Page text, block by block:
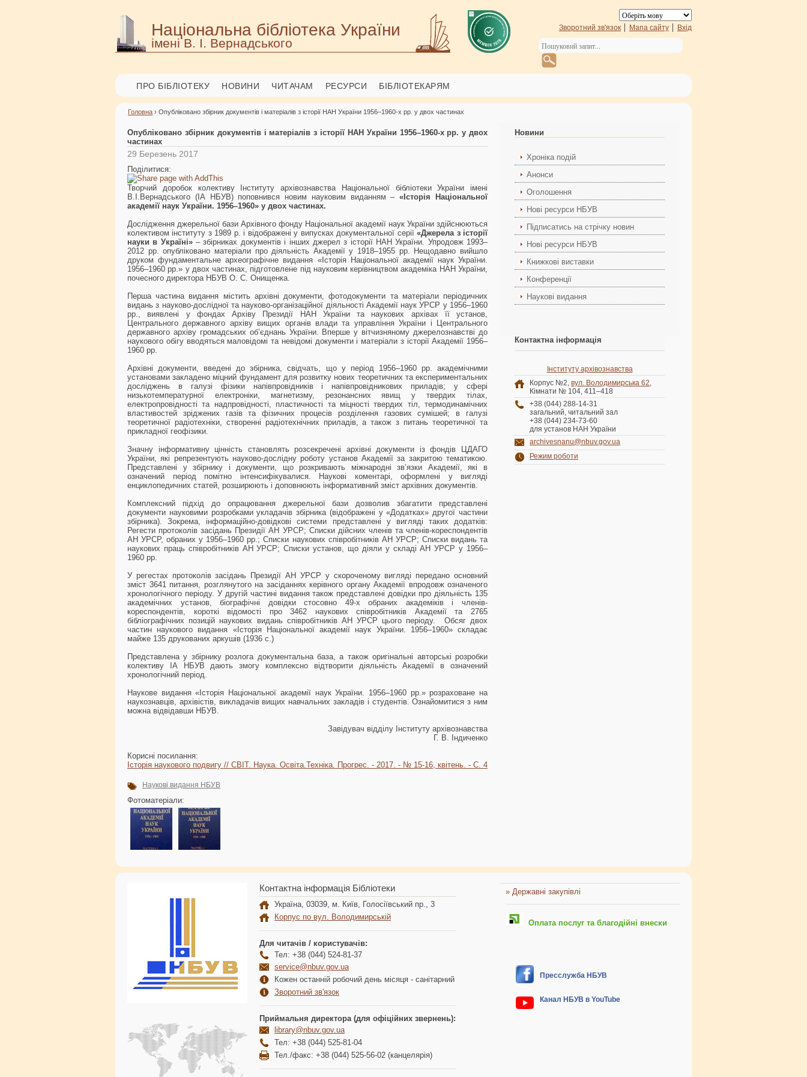
Національна бібліотека України
імені В. І. Вернадського
Зворотний зв'язок Мапа сайту Вхід
ПРО БІБЛІОТЕКУ НОВИНИ ЧИТАЧАМ РЕСУРСИ БІБЛІОТЕКАРЯМ
Головна › Опубліковано збірник документів і матеріалів з історії НАН України 1956–1960-х рр. у двох частинах
Опубліковано збірник документів і матеріалів з історії НАН України 1956–1960-х рр. у двох
частинах
29 Березень 2017
Поділитися:
Творчий доробок колективу Інституту архівознавства Національної бібліотеки України імені
В.І.Вернадського (ІА НБУВ) поповнився новим науковим виданням –«Історія Національної
академії наук України. 1956–1960» у двох частинах.
Дослідження джерельної бази Архівного фонду Національної академії наук України здійснюються
колективом інституту з 1989 р. і відображені у випусках документальної серії«Джерела з історії
науки в Україні»– збірниках документів і інших джерел з історії НАН України. Упродовж 1993–
2012 рр. опубліковано матеріали про діяльність Академії у 1918–1955 рр. Нещодавно вийшло
друком фундаментальне археографічне видання «Історія Національної академії наук України.
1956–1960 рр.» у двох частинах, підготовлене під науковим керівництвом академіка НАН України,
почесного директора НБУВ О. С. Онищенка.
Перша частина видання містить архівні документи, фотодокументи та матеріали періодичних
видань з науково-дослідної та науково-організаційної діяльності Академії наук УРСР у 1956–1960
рр., виявлені у фондах Архіву Президії НАН України та наукових архівах її установ,
Центрального державного архіву вищих органів влади та управління України і Центрального
державного архіву громадських об’єднань України. Вперше у вітчизняному джерелознавстві до
наукового обігу вводяться маловідомі та невідомі документи і матеріали з історії Академії 1956–
1960 рр.
Архівні документи, введені до збірника, свідчать, що у період 1956–1960 рр. академічними
установами закладено міцний фундамент для розвитку нових теоретичних та експериментальних
досліджень в галузі фізики напівпровідників і напівпровідникових приладів; у сфері
низькотемпературної електроніки, магнетизму, резонансних явищ у твердих тілах,
електропровідності та надпровідності, пластичності та міцності твердих тіл, термодинамічних
властивостей зріджених газів та фізичних процесів розділення газових сумішей; в галузі
теоретичної радіотехніки, створенні радіотехнічних приладів, а також з питань теоретичної та
прикладної геофізики.
Значну інформативну цінність становлять розсекречені архівні документи із фондів ЦДАГО
України, які репрезентують науково-дослідну роботу установ Академії за закритою тематикою.
Представлені у збірнику і документи, що розкривають міжнародні зв’язки Академії, які в
означений період помітно інтенсифікувалися. Наукові коментарі, оформлені у вигляді
енциклопедичних статей, розширюють і доповнюють інформативний зміст архівних документів.
Комплексний підхід до опрацювання джерельної бази дозволив збагатити представлені
документи науковими розробками укладачів збірника (відображені у «Додатках» другої частини
збірника). Зокрема, інформаційно-довідкові системи представлені у вигляді таких додатків:
Регести протоколів засідань Президії АН УРСР; Списки дійсних членів та членів-кореспондентів
АН УРСР, обраних у 1956–1960 рр.; Списки наукових співробітників АН УРСР; Списки видань та
наукових праць співробітників АН УРСР; Списки установ, що діяли у складі АН УРСР у 1956–
1960 рр.
У регестах протоколів засідань Президії АН УРСР у скороченому вигляді передано основний
зміст 3641 питання, розглянутого на засіданнях керівного органу Академії впродовж означеного
хронологічного періоду. У другій частині видання також представлені довідки про діяльність 135
академічних установ, біографічні довідки стосовно 49-х обраних академіків і членів-
кореспондентів, короткі відомості про 3462 наукових співробітників Академії та 2765
бібліографічних позицій наукових видань співробітників АН УРСР цього періоду. Обсяг двох
частин наукового видання «Історія Національної академії наук України. 1956–1960» складає
майже 135 друкованих аркушів (1936 с.)
Представлена у збірнику розлога документальна база, а також оригінальні авторські розробки
колективу ІА НБУВ дають змогу комплексно відтворити діяльність Академії в означений
хронологічний період.
Наукове видання «Історія Національної академії наук України. 1956–1960 рр.» розраховане на
наукознавців, архівістів, викладачів вищих навчальних закладів і студентів. Ознайомитися з ним
можна відвідавши НБУВ.
Завідувач відділу Інституту архівознавства
Г. В. Індиченко
Корисні посилання:
Історія наукового подвигу // СВІТ. Наука. Освіта.Техніка. Прогрес. - 2017. - № 15-16, квітень. - С. 4
Наукові видання НБУВ
Фотоматеріали:
Новини
Хроніка подій
Анонси
Оголошення
Нові ресурси НБУВ
Підписатись на стрічку новин
Нові ресурси НБУВ
Книжкові виставки
Конференції
Наукові видання
Контактна інформація
Інституту архівознавства
Корпус №2, вул. Володимирська 62,
Кімнати № 104, 411–418
+38 (044) 288-14-31
загальний, читальний зал
+38 (044) 234-73-60
для установ НАН України
archivesnanu@nbuv.gov.ua
Режим роботи
Контактна інформація Бібліотеки
Україна, 03039, м. Київ, Голосіївський пр., 3
Корпус по вул. Володимирській
Для читачів / користувачів:
Тел: +38 (044) 524-81-37
service@nbuv.gov.ua
Кожен останній робочий день місяця - санітарний
Зворотний зв'язок
Приймальня директора (для офіційних звернень):
library@nbuv.gov.ua
Тел: +38 (044) 525-81-04
Тел./факс: +38 (044) 525-56-02 (канцелярія)
» Державні закупівлі
Оплата послуг та благодійні внески
Пресслужба НБУВ
Канал НБУВ в YouTube